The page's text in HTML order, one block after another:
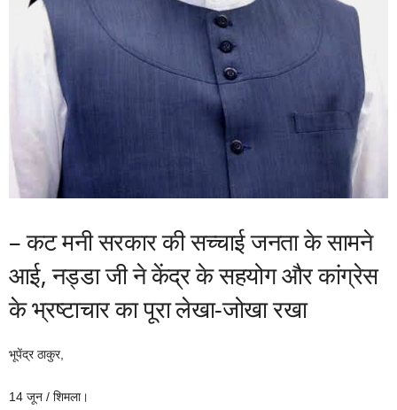
– कट मनी सरकार की सच्चाई जनता के सामने
आई, नड्डा जी ने केंद्र के सहयोग और कांग्रेस
के भ्रष्टाचार का पूरा लेखा-जोखा रखा
भूपेंद्र ठाकुर,
14 जून / शिमला।